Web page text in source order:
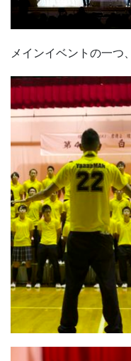
メインイベントの一つ